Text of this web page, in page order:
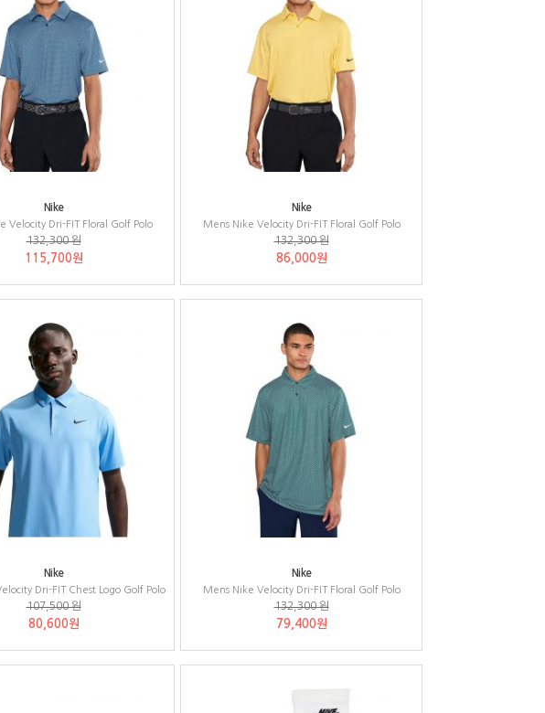
Nike
Velocity Dri-FIT Floral Golf Polo
132,300 원
115,700원
Nike
Mens Nike Velocity Dri-FIT Floral Golf Polo
132,300 원
86,000원
Nike
Dri-FIT Chest Logo Golf Polo
107,500 원
80,600원
Nike
Mens Nike Velocity Dri-FIT Floral Golf Polo
132,300 원
79,400원